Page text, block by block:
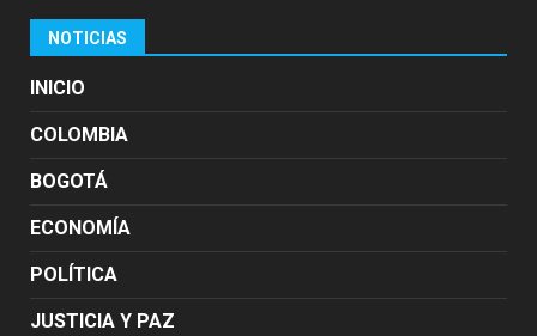
NOTICIAS
INICIO
COLOMBIA
BOGOTÁ
ECONOMÍA
POLÍTICA
JUSTICIA Y PAZ